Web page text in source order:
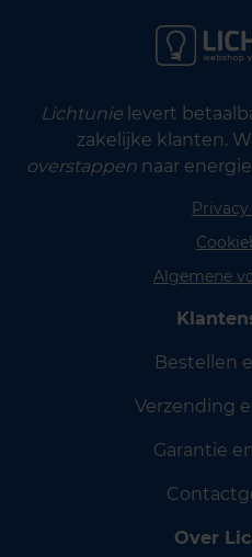
Lichtunielevert
zakelijke klanten.
overstappen naar
Algemene
Bestellen
Verzending
Garantie
Over